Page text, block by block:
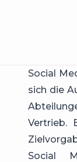
Social
sich die
Vertrieb.
Social